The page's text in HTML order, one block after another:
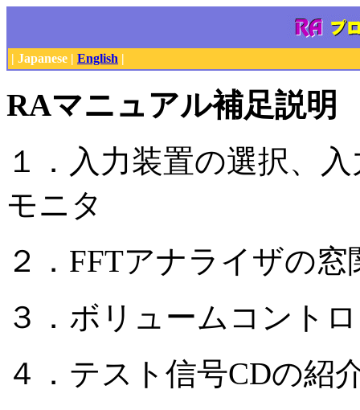
| Japanese | English |
RAマニュアル補足説明
１．入力装置の選択、
モニタ
２．FFTアナライザの窓
３．ボリュームコント
４．テスト信号CDの紹